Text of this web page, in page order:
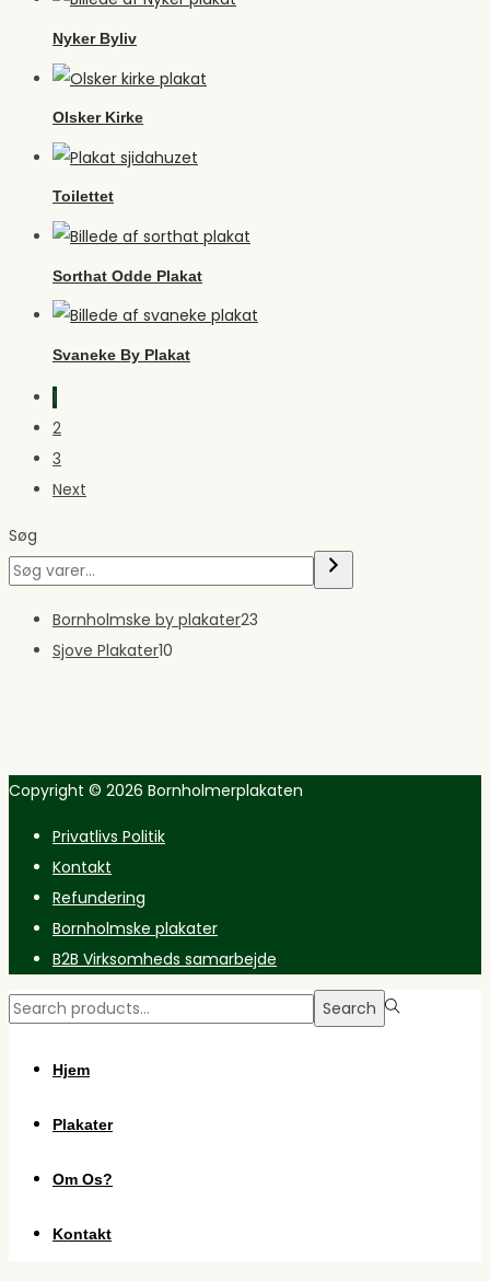
Nyker Byliv
Olsker Kirke
Toilettet
Sorthat Odde Plakat
Svaneke By Plakat
1
2
3
Next
Søg
Bornholmske by plakater23
Sjove Plakater10
Copyright © 2026 Bornholmerplakaten
Privatlivs Politik
Kontakt
Refundering
Bornholmske plakater
B2B Virksomheds samarbejde
Search
Search
Hjem
Plakater
Om Os?
Kontakt